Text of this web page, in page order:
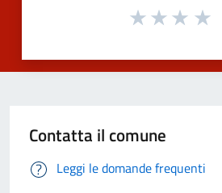
Contatta il comune
Leggi le domande frequenti